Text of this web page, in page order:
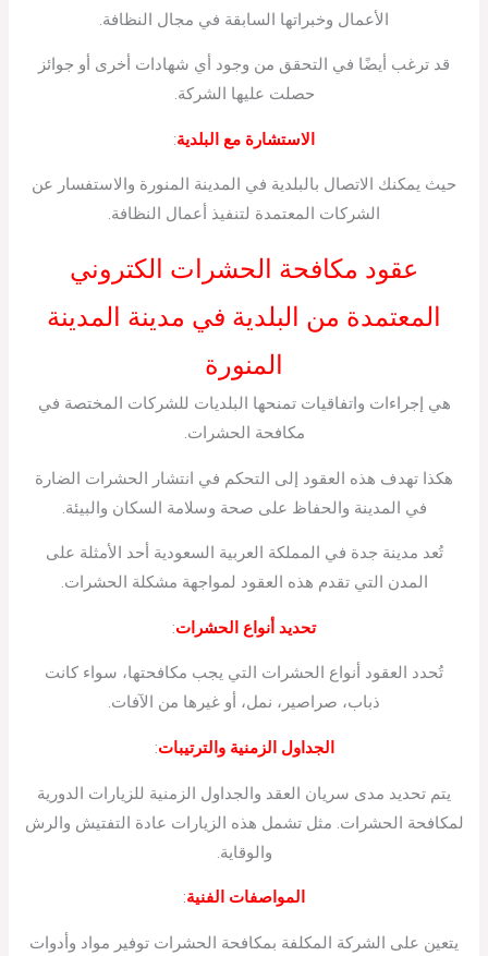
الأعمال وخبراتها السابقة في مجال النظافة.
قد ترغب أيضًا في التحقق من وجود أي شهادات أخرى أو جوائز
حصلت عليها الشركة.
الاستشارة مع البلدية:
حيث يمكنك الاتصال بالبلدية في المدينة المنورة والاستفسار عن
الشركات المعتمدة لتنفيذ أعمال النظافة.
عقود مكافحة الحشرات الكتروني
المعتمدة من البلدية في مدينة المدينة
المنورة
هي إجراءات واتفاقيات تمنحها البلديات للشركات المختصة في
مكافحة الحشرات.
هكذا تهدف هذه العقود إلى التحكم في انتشار الحشرات الضارة
في المدينة والحفاظ على صحة وسلامة السكان والبيئة.
تُعد مدينة جدة في المملكة العربية السعودية أحد الأمثلة على
المدن التي تقدم هذه العقود لمواجهة مشكلة الحشرات.
تحديد أنواع الحشرات:
تُحدد العقود أنواع الحشرات التي يجب مكافحتها، سواء كانت
ذباب، صراصير، نمل، أو غيرها من الآفات.
الجداول الزمنية والترتيبات:
يتم تحديد مدى سريان العقد والجداول الزمنية للزيارات الدورية
لمكافحة الحشرات. مثل تشمل هذه الزيارات عادة التفتيش والرش
والوقاية.
المواصفات الفنية:
يتعين على الشركة المكلفة بمكافحة الحشرات توفير مواد وأدوات